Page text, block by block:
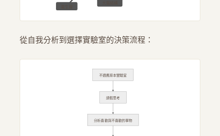
從自我分析到選擇實驗室的決策流程：
不適應原本實驗室
請假思考
分析喜歡與不喜歡的事物